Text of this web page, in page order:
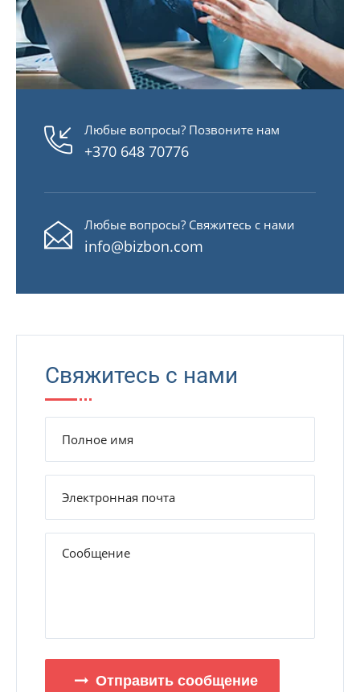
Любые вопросы? Позвоните нам
+370 648 70776
Любые вопросы? Свяжитесь с нами
info@bizbon.com
Свяжитесь с нами
Отправить сообщение